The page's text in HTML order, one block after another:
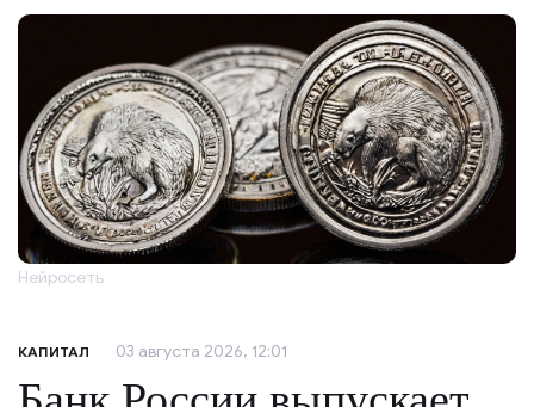
Нейросеть
КАПИТАЛ 03 августа 2026, 12:01